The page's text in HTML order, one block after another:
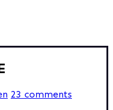
23 comments